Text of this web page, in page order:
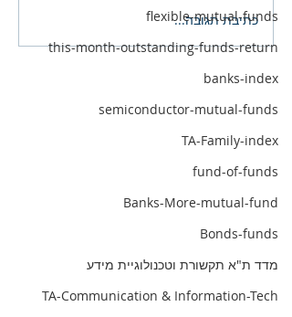
flexible-mutual-funds
this-month-outstanding-funds-return
banks-index
semiconductor-mutual-funds
TA-Family-index
fund-of-funds
Banks-More-mutual-fund
Bonds-funds
מדד ת"א תקשורת וטכנולוגיית מידע
TA-Communication & Information-Tech
40 קרנות מצטיינות תשואה
מתחילת השנה
כתיבת תגובה...